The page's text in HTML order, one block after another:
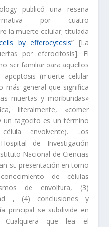
publicó una reseña
por cuatro
la muerte celular, titulada
by efferocytosis” [La
por eferocitosis]. El
ser familiar para aquellos
(muerte celular
más general que significa
muertas y moribundas»
literalmente, «comer
un fagocito es un término
envolvente). Los
de Investigación
Nacional de Ciencias
su presentación en torno
de células
de envoltura, (3)
, (4) conclusiones y
principal se subdivide en
Cualquiera que lea el